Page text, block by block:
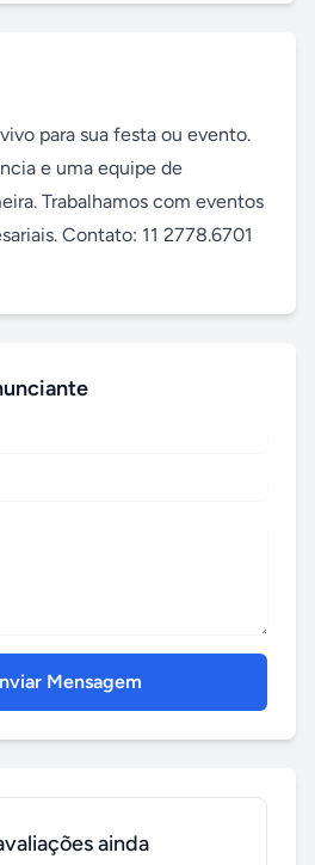
para sua festa ou evento.
e uma equipe de
Trabalhamos com eventos
Contato: 11 2778.6701
Mensagem
ainda